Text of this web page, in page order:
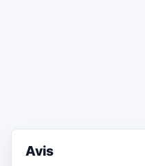
Avis